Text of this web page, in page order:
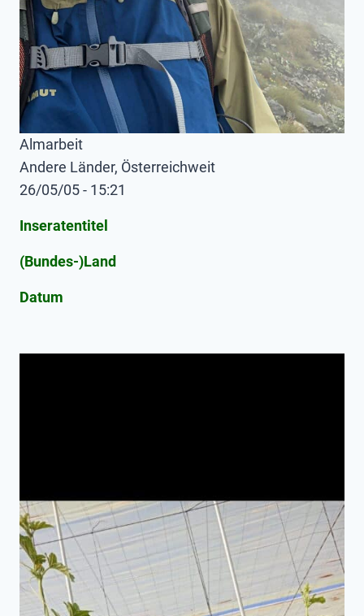
Almarbeit
Andere Länder, Österreichweit
26/05/05 - 15:21
Inseratentitel
(Bundes-)Land
Datum